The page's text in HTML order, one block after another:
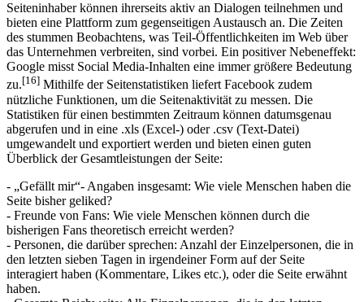
Seiteninhaber können ihrerseits aktiv an Dialogen teilnehmen und
bieten eine Plattform zum gegenseitigen Austausch an. Die Zeiten
des stummen Beobachtens, was Teil-Öffentlichkeiten im Web über
das Unternehmen verbreiten, sind vorbei. Ein positiver Nebeneffekt:
Google misst Social Media-Inhalten eine immer größere Bedeutung
zu.[16] Mithilfe der Seitenstatistiken liefert Facebook zudem
nützliche Funktionen, um die Seitenaktivität zu messen. Die
Statistiken für einen bestimmten Zeitraum können datumsgenau
abgerufen und in eine .xls (Excel-) oder .csv (Text-Datei)
umgewandelt und exportiert werden und bieten einen guten
Überblick der Gesamtleistungen der Seite:
- „Gefällt mir“- Angaben insgesamt: Wie viele Menschen haben die
Seite bisher geliked?
- Freunde von Fans: Wie viele Menschen können durch die
bisherigen Fans theoretisch erreicht werden?
- Personen, die darüber sprechen: Anzahl der Einzelpersonen, die in
den letzten sieben Tagen in irgendeiner Form auf der Seite
interagiert haben (Kommentare, Likes etc.), oder die Seite erwähnt
haben.